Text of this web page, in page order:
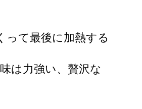
って最後に加熱する
は力強い、贅沢な